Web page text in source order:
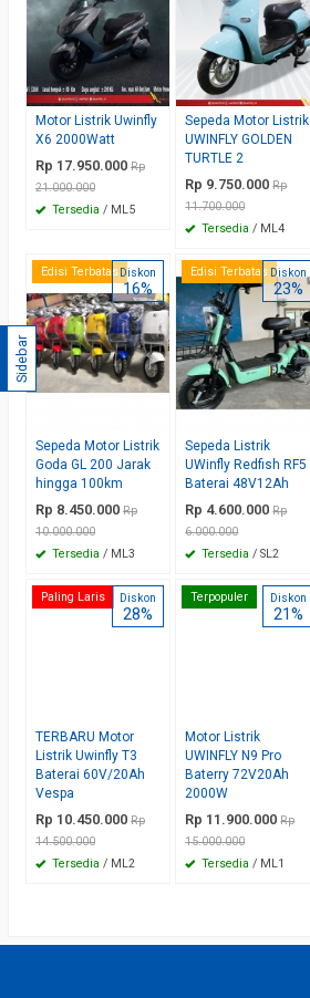
Motor Listrik Uwinfly
X6 2000Watt
Rp 17.950.000 Rp
21.000.000
Tersedia / ML5
Sepeda Motor Listrik
UWINFLY GOLDEN
TURTLE 2
Rp 9.750.000 Rp
11.700.000
Tersedia / ML4
Edisi TerbatasDiskon
16%
Sepeda Motor Listrik
Goda GL 200 Jarak
hingga 100km
Rp 8.450.000 Rp
10.000.000
Tersedia / ML3
Edisi Terbatas Diskon
23%
Sepeda Listrik
UWinfly Redfish RF5
Baterai 48V12Ah
Rp 4.600.000 Rp
6.000.000
Tersedia / SL2
Paling Laris Diskon
28%
TERBARU Motor
Listrik Uwinfly T3
Baterai 60V/20Ah
Vespa
Rp 10.450.000 Rp
14.500.000
Tersedia / ML2
Terpopuler Diskon
21%
Motor Listrik
UWINFLY N9 Pro
Baterry 72V20Ah
2000W
Rp 11.900.000 Rp
15.000.000
Tersedia / ML1
Sidebar